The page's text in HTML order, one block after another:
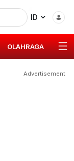
ID
OLAHRAGA GAYA
Advertisement